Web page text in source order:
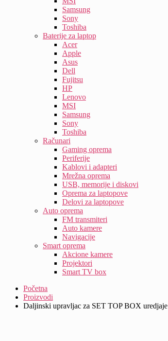
Samsung
Sony
Toshiba
Baterije za laptop
Acer
Apple
Asus
Dell
Fujitsu
HP
Lenovo
MSI
Samsung
Sony
Toshiba
Računari
Gaming oprema
Periferije
Kablovi i adapteri
Mrežna oprema
USB, memorije i diskovi
Oprema za laptopove
Delovi za laptopove
Auto oprema
FM transmiteri
Auto kamere
Navigacije
Smart oprema
Akcione kamere
Projektori
Smart TV box
Početna
Proizvodi
Daljinski upravljac za SET TOP BOX uredjaje